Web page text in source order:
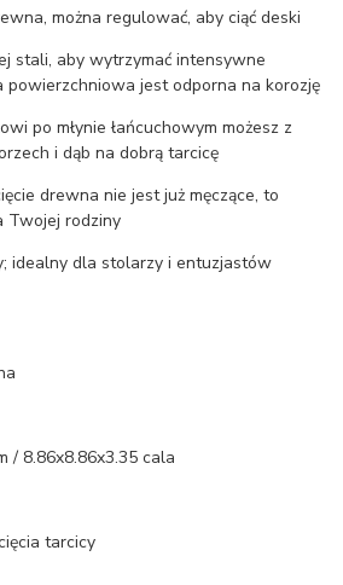
można regulować, aby ciąć deski
stali, aby wytrzymać intensywne
powierzchniowa jest odporna na korozję
po młynie łańcuchowym możesz z
i dąb na dobrą tarcicę
drewna nie jest już męczące, to
Twojej rodziny
idealny dla stolarzy i entuzjastów
/ 8.86x8.86x3.35 cala
tarcicy